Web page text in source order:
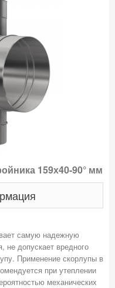
159х40-90° мм
самую надежную
не допускает вредного
Применение скорлупы в
при утеплении
механических